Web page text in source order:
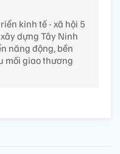
kinh tế - xã hội 5
dựng Tây Ninh
năng động, bền
mối giao thương